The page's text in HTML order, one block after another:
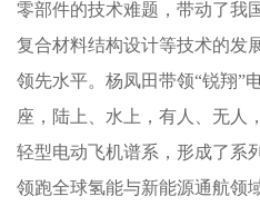
零部件的技术难题，带动了我
复合材料结构设计等技术的发
领先水平。杨凤田带领“锐翔”
座，陆上、水上，有人、无人
轻型电动飞机谱系，形成了系
领跑全球氢能与新能源通航领